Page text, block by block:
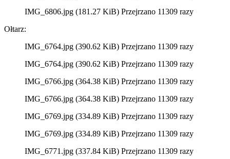
IMG_6806.jpg (181.27 KiB) Przejrzano 11309 razy
Ołtarz:
IMG_6764.jpg (390.62 KiB) Przejrzano 11309 razy
IMG_6764.jpg (390.62 KiB) Przejrzano 11309 razy
IMG_6766.jpg (364.38 KiB) Przejrzano 11309 razy
IMG_6766.jpg (364.38 KiB) Przejrzano 11309 razy
IMG_6769.jpg (334.89 KiB) Przejrzano 11309 razy
IMG_6769.jpg (334.89 KiB) Przejrzano 11309 razy
IMG_6771.jpg (337.84 KiB) Przejrzano 11309 razy